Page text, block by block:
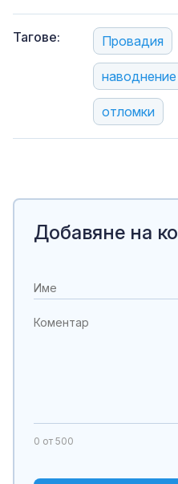
Тагове: Провадия
наводнение
отломки
Добавяне на
0 от 500